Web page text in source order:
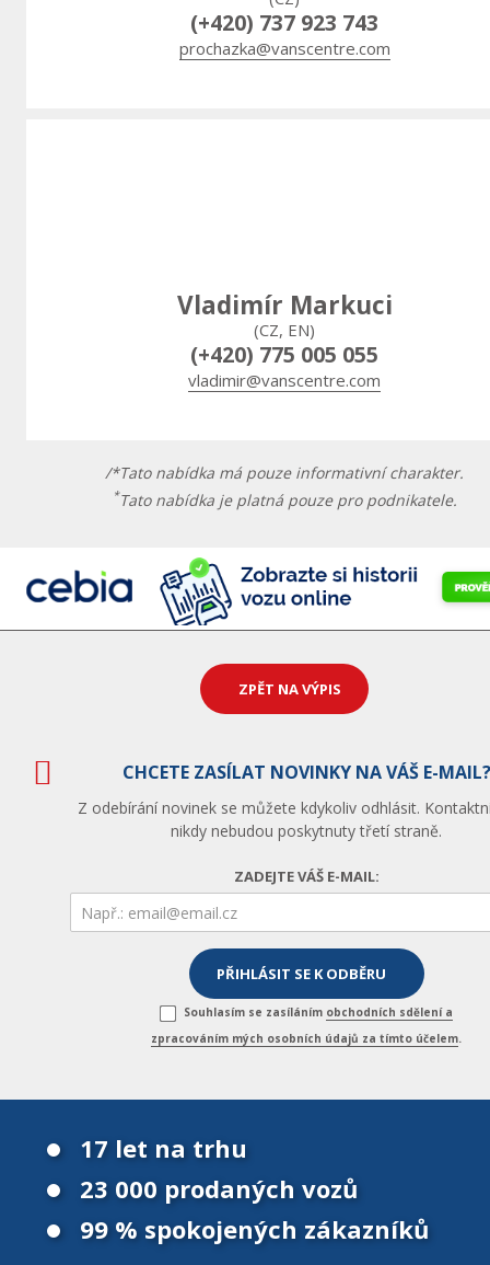
(+420) 737 923 743
prochazka@vanscentre.com
Vladimír Markuci
(CZ, EN)
(+420) 775 005 055
vladimir@vanscentre.com
/*Tato nabídka má pouze informativní charakter.
*Tato nabídka je platná pouze pro podnikatele.
ZPĚT NA VÝPIS
CHCETE ZASÍLAT NOVINKY NA VÁŠ E-MAIL?
Z odebírání novinek se můžete kdykoliv odhlásit.
nikdy nebudou poskytnuty třetí straně.
ZADEJTE VÁŠ E-MAIL:
Souhlasím se zasíláním obchodních sdělení a
zpracováním mých osobních údajů za tímto účelem.
17 let na trhu
23 000 prodaných vozů
99 % spokojených zákazníků